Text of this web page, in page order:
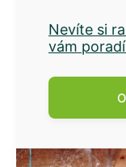
Nevíte si
vám